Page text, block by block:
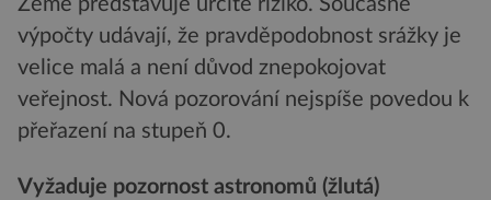
výpočty udávají, že pravděpodobnost srážky je
velice malá a není důvod znepokojovat
veřejnost. Nová pozorování nejspíše povedou k
přeřazení na stupeň 0.
Vyžaduje pozornost astronomů (žlutá)